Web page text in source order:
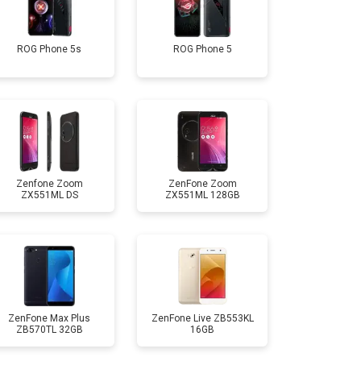
1400 ₽ Заказать
950 ₽ Заказать
1750 ₽ Заказать
1400 ₽ Заказать
ROG Phone 5s ROG Phone 5
Zenfone Zoom
ZX551ML DS
ZenFone Zoom
ZX551ML 128GB
ZenFone Max Plus
ZB570TL 32GB
ZenFone Live ZB553KL
16GB